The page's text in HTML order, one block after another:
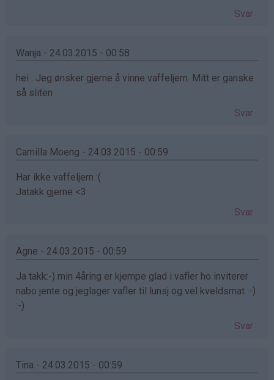
Svar
Wanja - 24.03.2015 - 00:58
hei . Jeg ønsker gjerne å vinne vaffeljern. Mitt er ganske
så sliten
Svar
Camilla Moeng - 24.03.2015 - 00:59
Har ikke vaffeljern :(
Jatakk gjerne <3
Svar
Agne - 24.03.2015 - 00:59
Ja takk:-) min 4åring er kjempe glad i vafler ho inviterer
nabo jente og jeglager vafler til lunsj og vel kveldsmat :-)
:-)
Svar
Tina - 24.03.2015 - 00:59